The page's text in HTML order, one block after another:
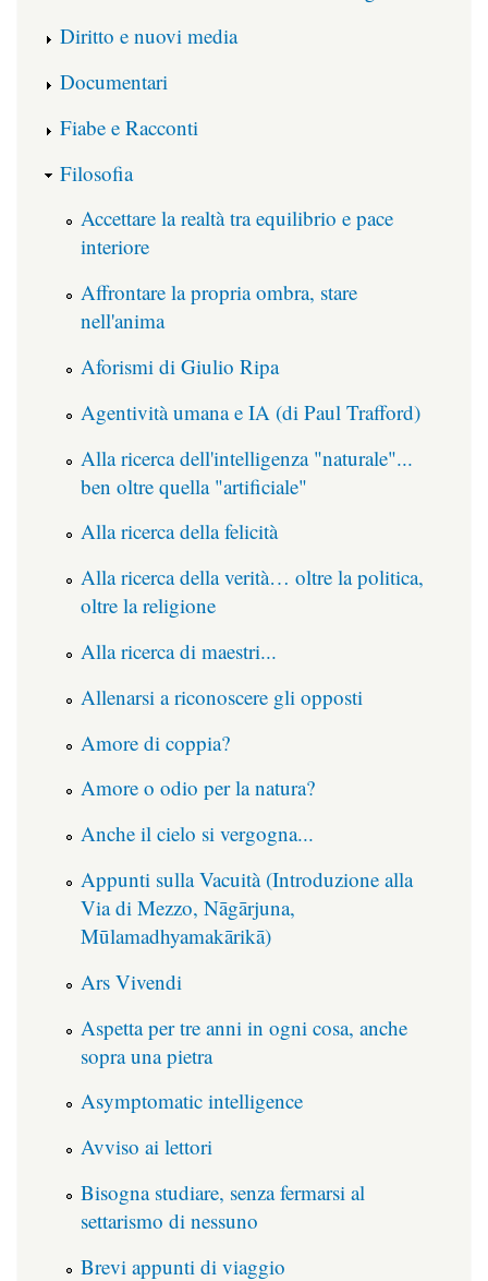
Diritto e nuovi media
Documentari
Fiabe e Racconti
Filosofia
Accettare la realtà tra equilibrio e pace
interiore
Affrontare la propria ombra, stare
nell'anima
Aforismi di Giulio Ripa
Agentività umana e IA (di Paul Trafford)
Alla ricerca dell'intelligenza "naturale"...
ben oltre quella "artificiale"
Alla ricerca della felicità
Alla ricerca della verità… oltre la politica,
oltre la religione
Alla ricerca di maestri...
Allenarsi a riconoscere gli opposti
Amore di coppia?
Amore o odio per la natura?
Anche il cielo si vergogna...
Appunti sulla Vacuità (Introduzione alla
Via di Mezzo, Nāgārjuna,
Mūlamadhyamakārikā)
Ars Vivendi
Aspetta per tre anni in ogni cosa, anche
sopra una pietra
Asymptomatic intelligence
Avviso ai lettori
Bisogna studiare, senza fermarsi al
settarismo di nessuno
Brevi appunti di viaggio